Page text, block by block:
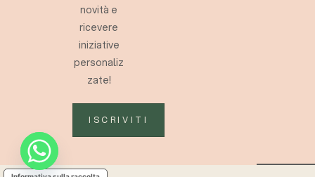
novità e
ricevere
iniziative
personaliz
zate!
ISCRIVITI